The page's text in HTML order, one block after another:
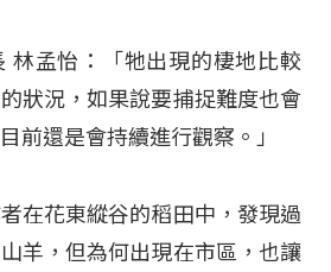
林孟怡：「牠出現的棲地比較
狀況，如果說要捕捉難度也會
前還是會持續進行觀察。」
在花東縱谷的稻田中，發現過
羊，但為何出現在市區，也讓